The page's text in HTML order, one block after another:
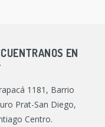
EN
1181, Barrio
Prat-San Diego,
Centro.